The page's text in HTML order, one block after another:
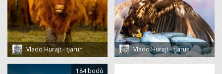
Vlado Hurajt - tjaruh Vlado Hurajt - tjaruh
184 bodů